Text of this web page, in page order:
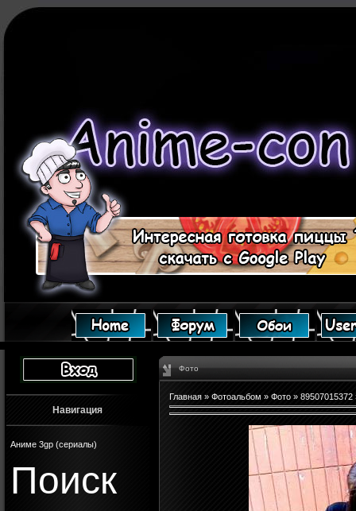
Навигация
Аниме 3gp (сериалы)
Поиск
Фото
Главная » Фотоальбом » Фото » 89507015372